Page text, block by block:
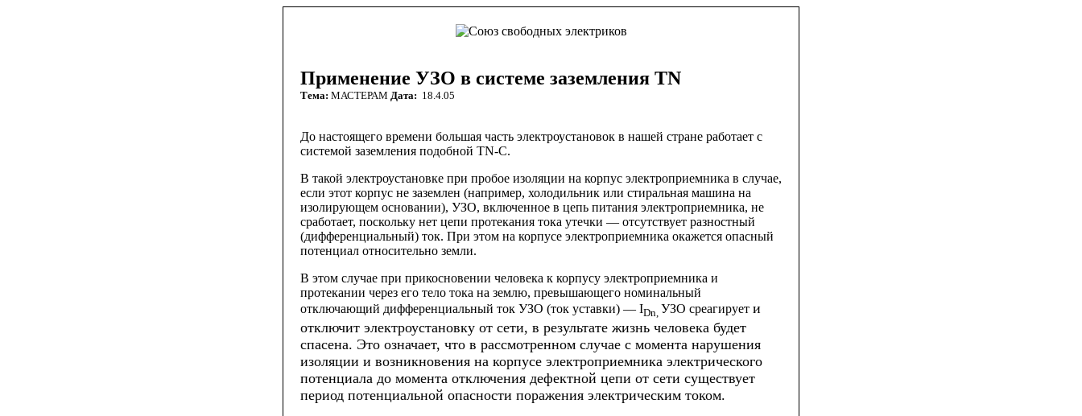
Применение УЗО в системе заземления TN
Тема: МАСТЕРАМ Дата: 18.4.05
До настоящего времени большая часть электроустановок в нашей стране работает с
системой заземления подобной TN-C.
В такой электроустановке при пробое изоляции на корпус электроприемника в случае,
если этот корпус не заземлен (например, холодильник или стиральная машина на
изолирующем основании), УЗО, включенное в цепь питания электроприемника, не
сработает, поскольку нет цепи протекания тока утечки — отсутствует разностный
(дифференциальный) ток. При этом на корпусе электроприемника окажется опасный
потенциал относительно земли.
В этом случае при прикосновении человека к корпусу электроприемника и
протекании через его тело тока на землю, превышающего номинальный
отключающий дифференциальный ток УЗО (ток уставки) — IDn, УЗО среагирует и
отключит электроустановку от сети, в результате жизнь человека будет
спасена. Это означает, что в рассмотренном случае с момента нарушения
изоляции и возникновения на корпусе электроприемника электрического
потенциала до момента отключения дефектной цепи от сети существует
период потенциальной опасности поражения электрическим током.